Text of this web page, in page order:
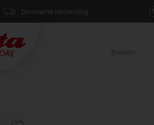
Duurzame verzending